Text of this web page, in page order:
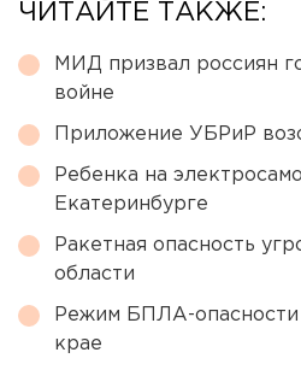
ЧИТАЙТЕ ТАКЖЕ:
МИД призвал россиян
войне
Приложение УБРиР
Ребенка на
Екатеринбурге
Ракетная опасность
области
Режим БПЛА-
крае